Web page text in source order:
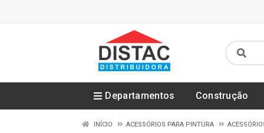
Departamentos Construção
INÍCIO ACESSÓRIOS PARA PINTURA